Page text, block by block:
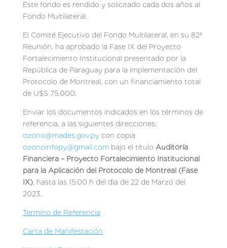
Este fondo es rendido y solicitado cada dos años al
Fondo Multilateral.
El Comité Ejecutivo del Fondo Multilateral, en su 82ª
Reunión, ha aprobado la Fase IX del Proyecto
Fortalecimiento Institucional presentado por la
República de Paraguay para la implementación del
Protocolo de Montreal, con un financiamiento total
de U$S 75.000.
Enviar los documentos indicados en los términos de
referencia, a las siguientes direcciones:
ozono@mades.gov.pycon copia
ozonoinfopy@gmail.com bajo el título Auditoría
Financiera – Proyecto Fortalecimiento Institucional
para la Aplicación del Protocolo de Montreal (Fase
IX), hasta las 15:00 h del día de 22 de Marzo del
2023.
Termino de Referencia
Carta de Manifestación